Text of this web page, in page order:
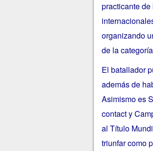
practicante
organizando
de la
El batallador
además de
Asimismo es
contact y
al Título
triunfar como